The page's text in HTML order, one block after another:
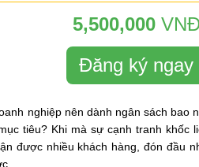
5,500,000
Đăng ký ngay
nghiệp nên dành ngân sách bao
tiêu? Khi mà sự cạnh tranh khốc
được nhiều khách hàng, đón đầu